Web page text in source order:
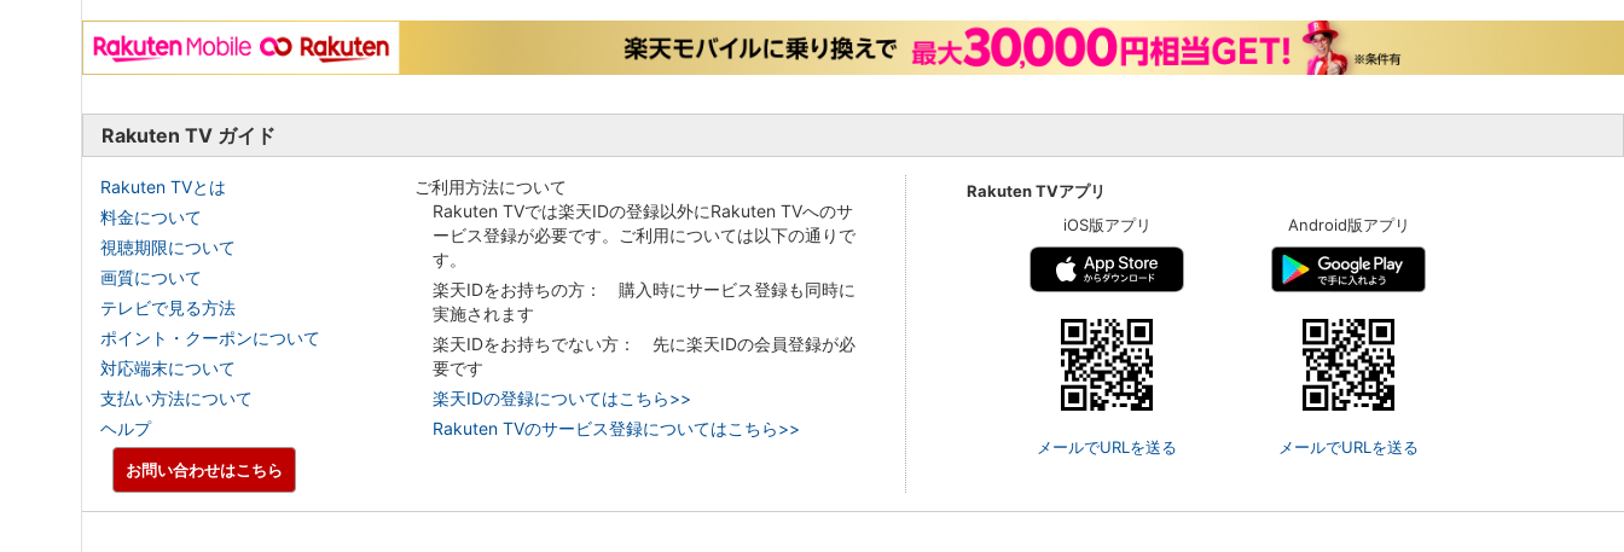
Rakuten TV ガイド
Rakuten TVとは
料金について
視聴期限について
画質について
テレビで見る方法
ポイント・クーポンについて
対応端末について
支払い方法について
ヘルプ
ご利用方法について
Rakuten TVでは楽天IDの登録以外にRakuten TVへのサ
ービス登録が必要です。ご利用については以下の通りで
す。
楽天IDをお持ちの方： 購入時にサービス登録も同時に
実施されます
楽天IDをお持ちでない方： 先に楽天IDの会員登録が必
要です
楽天IDの登録についてはこちら>>
Rakuten TVのサービス登録についてはこちら>>
Rakuten TVアプリ
iOS版アプリ
メールでURLを送る
Android版アプリ
メールでURLを送る
お問い合わせはこちら